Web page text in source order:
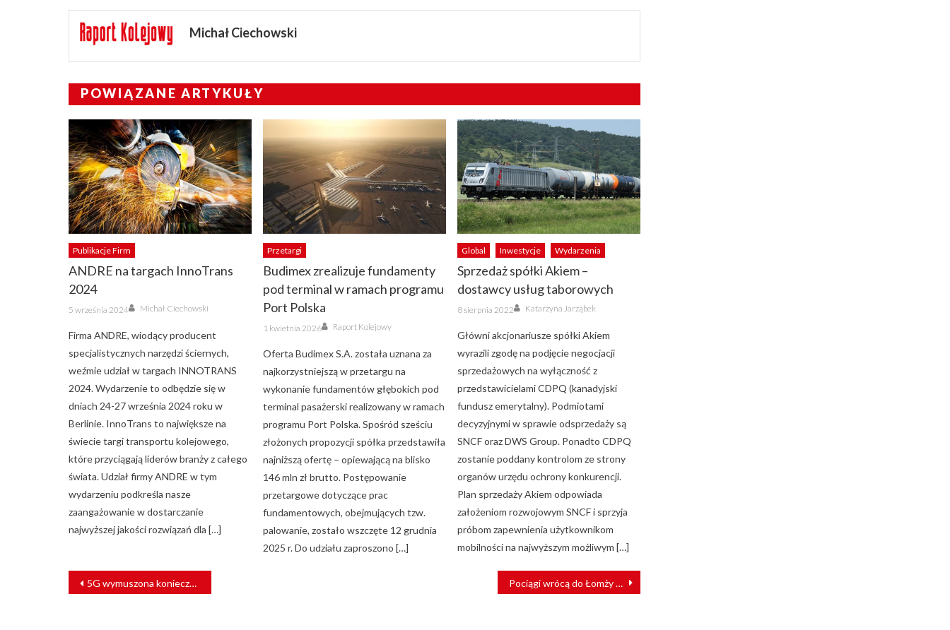
Michał Ciechowski
POWIĄZANE ARTYKUŁY
Publikacje Firm
ANDRE na targach InnoTrans
2024
Posted
on
5 września 2024 Author
Michał Ciechowski
Firma ANDRE, wiodący producent
specjalistycznych narzędzi ściernych,
weźmie udział w targach INNOTRANS
2024. Wydarzenie to odbędzie się w
dniach 24-27 września 2024 roku w
Berlinie. InnoTrans to największe na
świecie targi transportu kolejowego,
które przyciągają liderów branży z całego
świata. Udział firmy ANDRE w tym
wydarzeniu podkreśla nasze
zaangażowanie w dostarczanie
najwyższej jakości rozwiązań dla […]
Przetargi
Budimex zrealizuje fundamenty
pod terminal w ramach programu
Port Polska
Posted
on
1 kwietnia 2026 Author
Raport Kolejowy
Oferta Budimex S.A. została uznana za
najkorzystniejszą w przetargu na
wykonanie fundamentów głębokich pod
terminal pasażerski realizowany w ramach
programu Port Polska. Spośród sześciu
złożonych propozycji spółka przedstawiła
najniższą ofertę – opiewającą na blisko
146 mln zł brutto. Postępowanie
przetargowe dotyczące prac
fundamentowych, obejmujących tzw.
palowanie, zostało wszczęte 12 grudnia
2025 r. Do udziału zaproszono […]
Global Inwestycje Wydarzenia
Sprzedaż spółki Akiem –
dostawcy usług taborowych
Posted
on
8 sierpnia 2022 Author
Katarzyna Jarząbek
Główni akcjonariusze spółki Akiem
wyrazili zgodę na podjęcie negocjacji
sprzedażowych na wyłączność z
przedstawicielami CDPQ (kanadyjski
fundusz emerytalny). Podmiotami
decyzyjnymi w sprawie odsprzedaży są
SNCF oraz DWS Group. Ponadto CDPQ
zostanie poddany kontrolom ze strony
organów urzędu ochrony konkurencji.
Plan sprzedaży Akiem odpowiada
założeniom rozwojowym SNCF i sprzyja
próbom zapewnienia użytkownikom
mobilności na najwyższym możliwym […]
NAWIGACJA
WPISU
5G wymuszona konieczność, czy przeskok technologiczny? Pociągi wrócą do Łomży – PKP PLK podpisało umowę na dokumentację projektową